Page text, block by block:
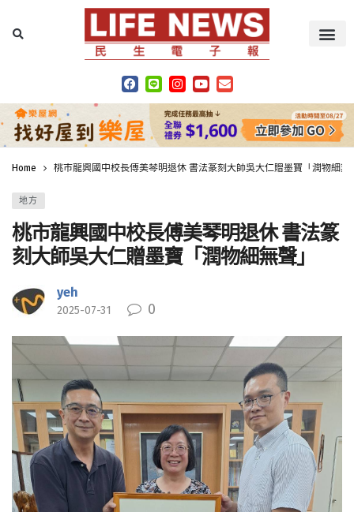
Home 桃市龍興國中校長傅美琴明退休 書法篆刻大師吳大仁贈墨寶「潤物細無
地方
桃市龍興國中校長傅美琴明退休 書法篆
刻大師吳大仁贈墨寶「潤物細無聲」
yeh
2025-07-31 0